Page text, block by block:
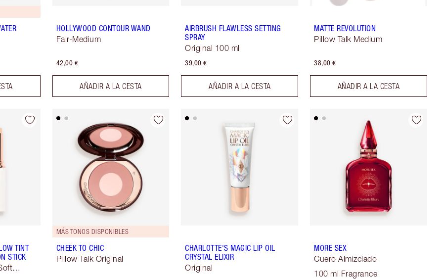
HOLLYWOOD CONTOUR WAND
Fair-Medium
42,00 €
AÑADIR A LA CESTA
AIRBRUSH FLAWLESS SETTING
SPRAY
Original 100 ml
39,00 €
AÑADIR A LA CESTA
MATTE REVOLUTION
Pillow Talk Medium
38,00 €
AÑADIR A LA CESTA
TINT
STICK
MÁS TONOS DISPONIBLES
CHEEK TO CHIC
Pillow Talk Original
CHARLOTTE'S MAGIC LIP OIL
CRYSTAL ELIXIR
Original
MORE SEX
Cuero Almizclado
100 ml Fragrance